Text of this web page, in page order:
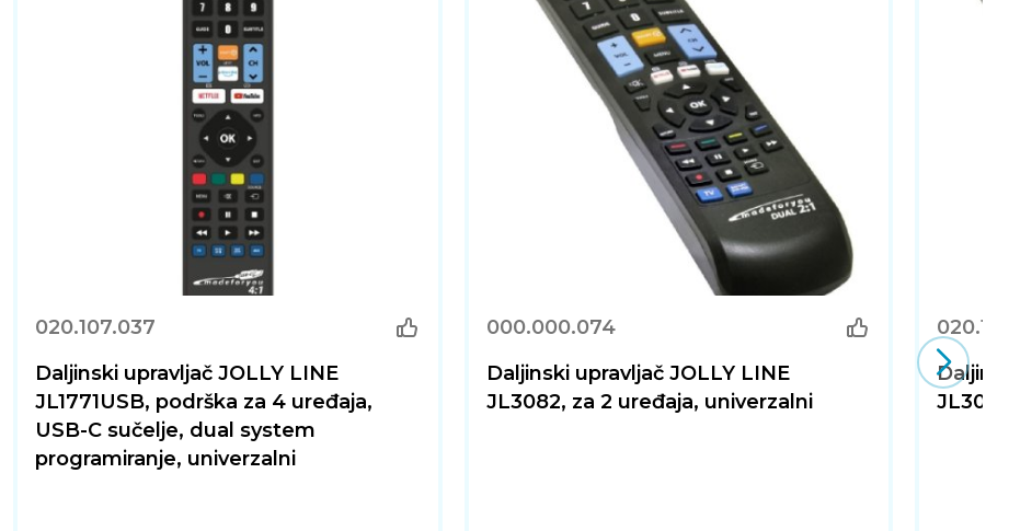
020.107.037
Daljinski upravljač JOLLY LINE
JL1771USB, podrška za 4 uređaja,
USB-C sučelje, dual system
programiranje, univerzalni
000.000.074
Daljinski upravljač JOLLY LINE
JL3082, za 2 uređaja, univerzalni